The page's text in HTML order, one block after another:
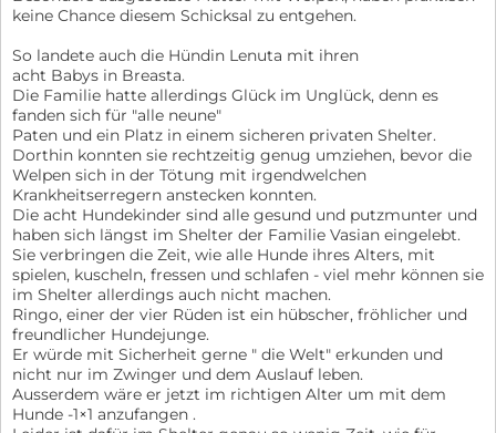
keine Chance diesem Schicksal zu entgehen.
So landete auch die Hündin Lenuta mit ihren
acht Babys in Breasta.
Die Familie hatte allerdings Glück im Unglück, denn es
fanden sich für "alle neune"
Paten und ein Platz in einem sicheren privaten Shelter.
Dorthin konnten sie rechtzeitig genug umziehen, bevor die
Welpen sich in der Tötung mit irgendwelchen
Krankheitserregern anstecken konnten.
Die acht Hundekinder sind alle gesund und putzmunter und
haben sich längst im Shelter der Familie Vasian eingelebt.
Sie verbringen die Zeit, wie alle Hunde ihres Alters, mit
spielen, kuscheln, fressen und schlafen - viel mehr können sie
im Shelter allerdings auch nicht machen.
Ringo, einer der vier Rüden ist ein hübscher, fröhlicher und
freundlicher Hundejunge.
Er würde mit Sicherheit gerne " die Welt" erkunden und
nicht nur im Zwinger und dem Auslauf leben.
Ausserdem wäre er jetzt im richtigen Alter um mit dem
Hunde -1×1 anzufangen .